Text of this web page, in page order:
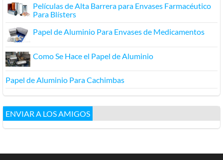
Películas de Alta Barrera para Envases Farmacéutico
Para Blísters
Papel de Aluminio Para Envases de Medicamentos
Como Se Hace el Papel de Aluminio
Papel de Aluminio Para Cachimbas
ENVIAR A LOS AMIGOS